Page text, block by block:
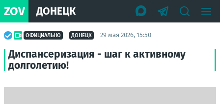
ZOV ДОНЕЦК
ОФИЦИАЛЬНО ДОНЕЦК 29 мая 2026, 15:50
Диспансеризация - шаг к активному
долголетию!